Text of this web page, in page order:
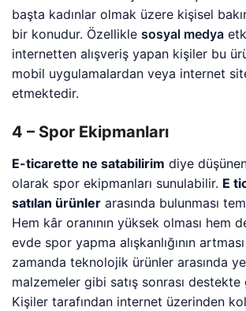
başta kadınlar olmak üzere kişisel
bir konudur. Özelliklesosyal medya
internetten alışveriş yapan kişiler bu
mobil uygulamalardan veya internet
etmektedir.
4 – Spor Ekipmanları
E-ticarette ne satabilirim diye
olarak spor ekipmanları sunulabilir. E
satılan ürünler arasında bulunması
Hem kâr oranının yüksek olması hem
evde spor yapma alışkanlığının
zamanda teknolojik ürünler arasında
malzemeler gibi satış sonrası
Kişiler tarafından internet üzerinden